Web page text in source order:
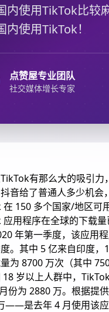
内使用TikTok比较
内使用TikTok！
点赞屋专业团队
社交媒体增长专家
有那么大的吸引
音给了普通人多少机会
150 多个国家/地区可
应用程序在全球的下载
年第一季度，该应用
。其中 5 亿来自印度
为 8700 万次（其中
18 岁以上人群中，
份为 2880 万。根据提
——是去年 4 月使用该应